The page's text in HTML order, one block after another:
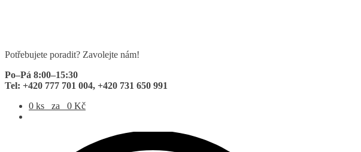
Potřebujete poradit? Zavolejte nám!
Po–Pá 8:00–15:30
Tel: +420 777 701 004, +420 731 650 991
0 ks
za 0 Kč